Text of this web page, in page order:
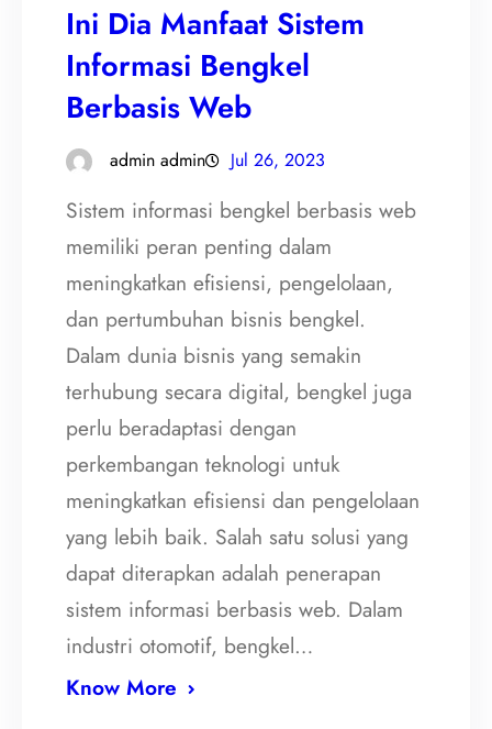
Ini Dia Manfaat Sistem
Informasi Bengkel
Berbasis Web
admin admin Jul 26, 2023
Sistem informasi bengkel berbasis web
memiliki peran penting dalam
meningkatkan efisiensi, pengelolaan,
dan pertumbuhan bisnis bengkel.
Dalam dunia bisnis yang semakin
terhubung secara digital, bengkel juga
perlu beradaptasi dengan
perkembangan teknologi untuk
meningkatkan efisiensi dan pengelolaan
yang lebih baik. Salah satu solusi yang
dapat diterapkan adalah penerapan
sistem informasi berbasis web. Dalam
industri otomotif, bengkel…
Know More